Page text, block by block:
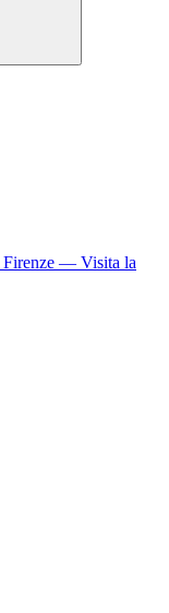
Firenze — Visita la